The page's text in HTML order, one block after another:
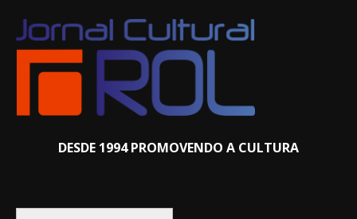
DESDE 1994 PROMOVENDO A CULTURA